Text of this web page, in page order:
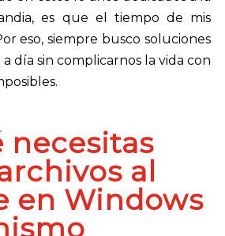
es que el tiempo de mis
eso, siempre busco soluciones
día sin complicarnos la vida con
necesitas
al
en Windows